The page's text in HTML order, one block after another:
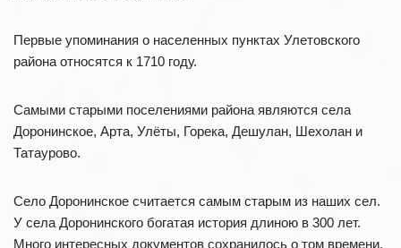
Первые упоминания о населенных пунктах Улетовского
района относятся к 1710 году.
Самыми старыми поселениями района являются села
Доронинское, Арта, Улёты, Горека, Дешулан, Шехолан и
Татаурово.
Село Доронинское считается самым старым из наших сел.
У села Доронинского богатая история длиною в 300 лет.
Много интересных документов сохранилось о том времени.